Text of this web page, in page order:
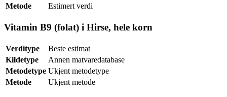
Metode
Estimert verdi
Vitamin B9 (folat) i Hirse, hele korn
Verditype
Beste estimat
Kildetype
Annen matvaredatabase
Metodetype Ukjent metodetype
Metode
Ukjent metode